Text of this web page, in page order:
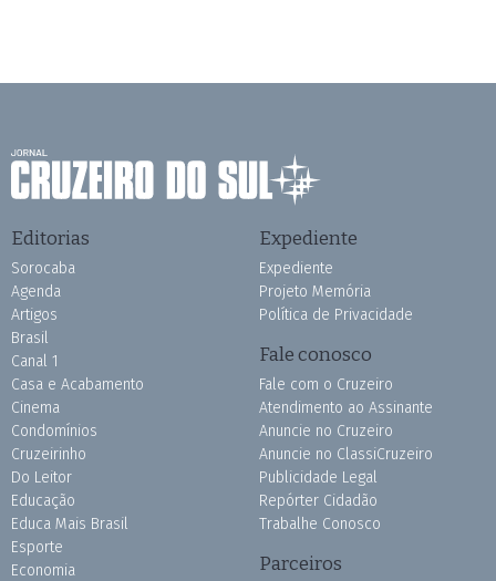
Editorias
Sorocaba
Agenda
Artigos
Brasil
Canal 1
Casa e Acabamento
Cinema
Condomínios
Cruzeirinho
Do Leitor
Educação
Educa Mais Brasil
Esporte
Economia
Expediente
Expediente
Projeto Memória
Política de Privacidade
Fale conosco
Fale com o Cruzeiro
Atendimento ao Assinante
Anuncie no Cruzeiro
Anuncie no ClassiCruzeiro
Publicidade Legal
Repórter Cidadão
Trabalhe Conosco
Parceiros